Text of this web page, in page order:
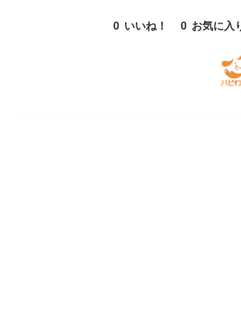
0 いいね！ 0 お気に入